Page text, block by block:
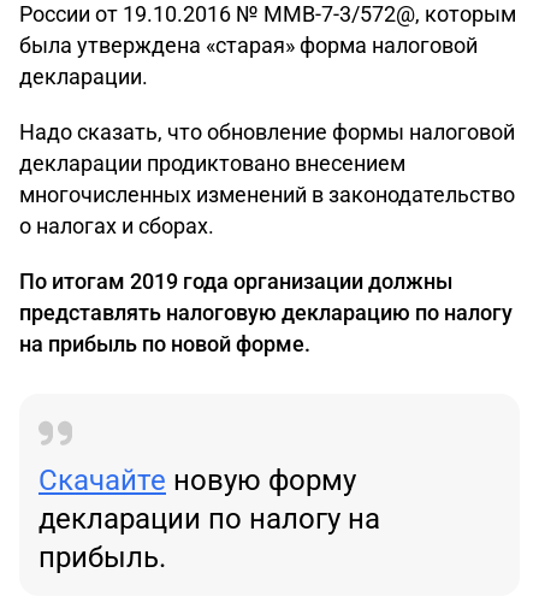
России от 19.10.2016 № ММВ-7-3/572@, которым
была утверждена «старая» форма налоговой
декларации.
Надо сказать, что обновление формы налоговой
декларации продиктовано внесением
многочисленных изменений в законодательство
о налогах и сборах.
По итогам 2019 года организации должны
представлять налоговую декларацию по налогу
на прибыль по новой форме.
Скачайте новую форму
декларации по налогу на
прибыль.